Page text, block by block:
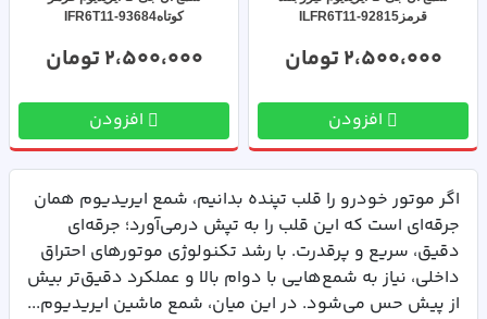
قرمزILFR6T11-92815
2،500،000 تومان
کوتاهIFR6T11-93684
2،500،000 تومان
اگر موتور خودرو را قلب تپنده بدانیم، شمع ایریدیوم همان
جرقه‌ای است که این قلب را به تپش درمی‌آورد؛ جرقه‌ای
دقیق، سریع و پرقدرت. با رشد تکنولوژی موتورهای احتراق
داخلی، نیاز به شمع‌هایی با دوام بالا و عملکرد دقیق‌تر بیش
از پیش حس می‌شود. در این میان، شمع ماشین ایریدیوم...